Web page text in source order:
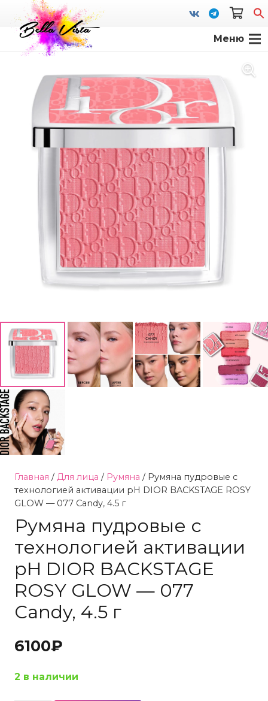
Меню
Главная / Для лица / Румяна / Румяна пудровые с
технологией активации pH DIOR BACKSTAGE ROSY
GLOW — 077 Candy, 4.5 г
Румяна пудровые с
технологией активации
pH DIOR BACKSTAGE
ROSY GLOW — 077
Candy, 4.5 г
6100₽
2 в наличии